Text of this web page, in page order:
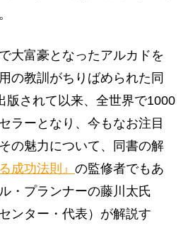
大富豪となったアルカドを
の教訓がちりばめられた同
版されて以来、全世界で1000
ラーとなり、今もなお注目
の魅力について、同書の解
成功法則』 の監修者でもあ
・プランナーの藤川太氏
ンター・代表）が解説す